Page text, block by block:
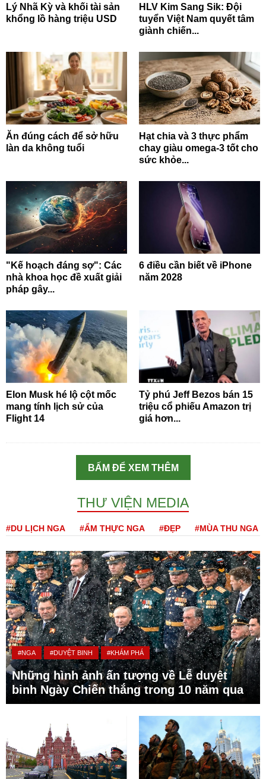
Lý Nhã Kỳ và khối tài sản
khổng lồ hàng triệu USD
HLV Kim Sang Sik: Đội
tuyển Việt Nam quyết tâm
giành chiến...
Ăn đúng cách để sở hữu
làn da không tuổi
Hạt chia và 3 thực phẩm
chay giàu omega-3 tốt cho
sức khỏe...
"Kế hoạch đáng sợ": Các
nhà khoa học đề xuất giải
pháp gây...
6 điều cần biết về iPhone
năm 2028
Elon Musk hé lộ cột mốc
mang tính lịch sử của
Flight 14
Tỷ phú Jeff Bezos bán 15
triệu cổ phiếu Amazon trị
giá hơn...
BẤM ĐỂ XEM THÊM
THƯ VIỆN MEDIA
#DU LỊCH NGA #ẨM THỰC NGA #ĐẸP #MÙA THU NGA
#NGA #DUYỆT BINH #KHÁM PHÁ
Những hình ảnh ấn tượng về Lễ duyệt
binh Ngày Chiến thắng trong 10 năm qua